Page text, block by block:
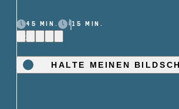
45 MIN.
15 MIN.
(1)
HALTE MEINEN